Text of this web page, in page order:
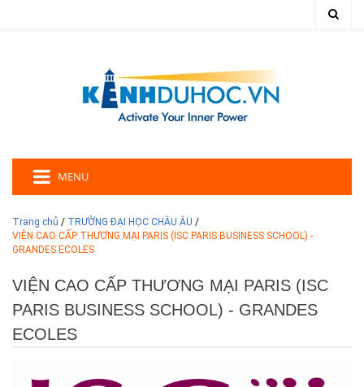
MENU
Trang chủ / TRƯỜNG ĐẠI HỌC CHÂU ÂU /
VIỆN CAO CẤP THƯƠNG MẠI PARIS (ISC PARIS BUSINESS SCHOOL) -
GRANDES ECOLES
VIỆN CAO CẤP THƯƠNG MẠI PARIS (ISC
PARIS BUSINESS SCHOOL) - GRANDES
ECOLES